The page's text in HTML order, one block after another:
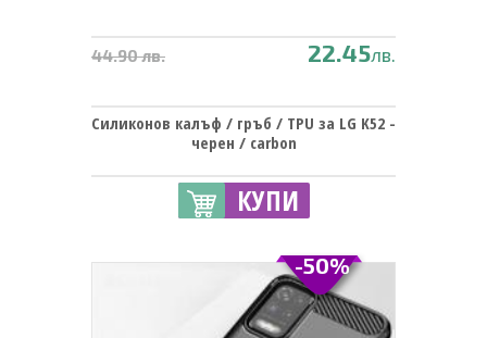
44.90 лв. 22.45лв.
Силиконов калъф / гръб / TPU за LG K52 -
черен / carbon
КУПИ
-50%